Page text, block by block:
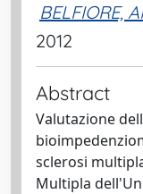
BELFIORE,
2012
Abstract
Valutazione
sclerosi
Multipla